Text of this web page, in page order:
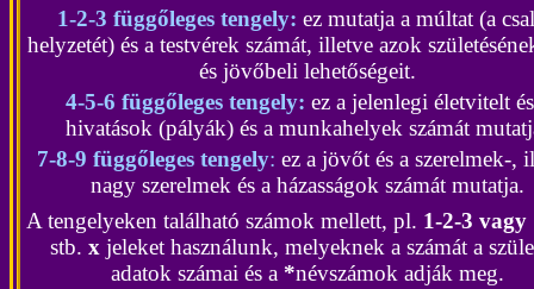
1-2-3 függőleges tengely: ez mutatja a múltat (a
helyzetét) és a testvérek számát, illetve azok
és jövőbeli lehetőségeit.
4-5-6 függőleges tengely: ez a jelenlegi életvitelt
hivatások (pályák) és a munkahelyek számát
7-8-9 függőleges tengely: ez a jövőt és a szerelmek-,
nagy szerelmek és a házasságok számát mutatja.
A tengelyeken található számok mellett, pl. 1-2-3 vagy
stb. x jeleket használunk, melyeknek a számát a
adatok számai és a *névszámok adják meg.